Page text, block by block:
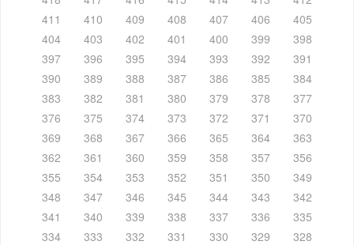
411
410 409 408 407 406
405
404
403 402 401 400 399
398
397
396 395 394 393 392
391
390
389 388 387 386 385
384
383
382 381 380 379 378
377
376
375 374 373 372 371
370
369
368 367 366 365 364
363
362
361 360 359 358 357
356
355
354 353 352 351 350
349
348
347 346 345 344 343
342
341
340 339 338 337 336
335
334
333 332 331 330 329
328